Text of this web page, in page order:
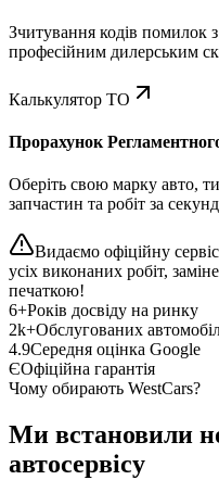
Зчитування кодів помилок
професійним дилерським
Калькулятор ТО
Прорахунок
Оберіть свою марку авто,
запчастин та робіт за
Видаємо офіційну
усіх виконаних робіт,
печаткою!
6+Років досвіду на ринку
2k+Обслугованих
4.9Середня оцінка Google
ЄОфіційна гарантія
Чому обирають WestCars?
Ми встановили
автосервісу